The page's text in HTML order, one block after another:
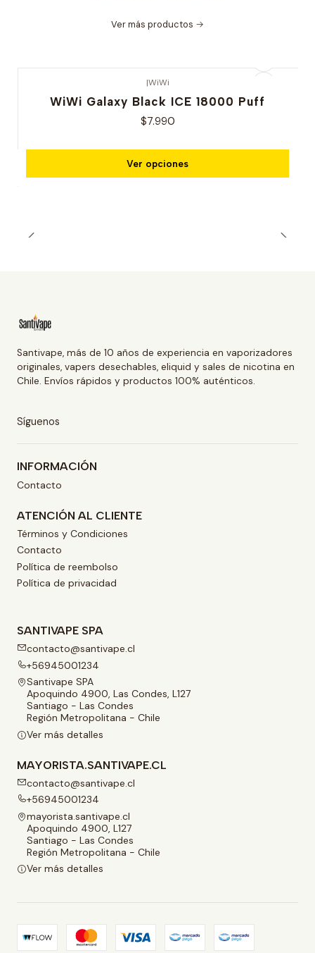
Ver más productos
|WiWi
WiWi Galaxy Black ICE 18000 Puff
$7.990
Ver opciones
Santivape, más de 10 años de experiencia en vaporizadores
originales, vapers desechables, eliquid y sales de nicotina en
Chile. Envíos rápidos y productos 100% auténticos.
Síguenos
INFORMACIÓN
Contacto
ATENCIÓN AL CLIENTE
Términos y Condiciones
Contacto
Política de reembolso
Política de privacidad
SANTIVAPE SPA
contacto@santivape.cl
+56945001234
Santivape SPA
Apoquindo 4900, Las Condes, L127
Santiago - Las Condes
Región Metropolitana - Chile
Ver más detalles
MAYORISTA.SANTIVAPE.CL
contacto@santivape.cl
+56945001234
mayorista.santivape.cl
Apoquindo 4900, L127
Santiago - Las Condes
Región Metropolitana - Chile
Ver más detalles